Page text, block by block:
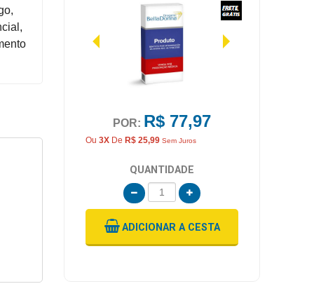
POR: R$ 77,97
Ou 3X De R$ 25,99 Sem Juros
QUANTIDADE
ADICIONAR A CESTA